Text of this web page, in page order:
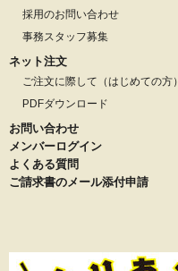
採用のお問い合わせ
事務スタッフ募集
ネット注文
ご注文に際して（はじめての方）
PDFダウンロード
お問い合わせ
メンバーログイン
よくある質問
ご請求書のメール添付申請